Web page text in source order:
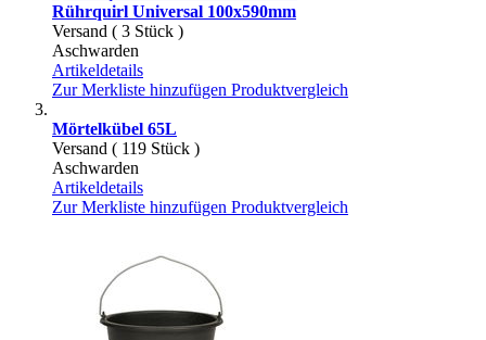
Rührquirl Universal 100x590mm
Versand ( 3 Stück )
Aschwarden
Artikeldetails
Zur Merkliste hinzufügen Produktvergleich
Mörtelkübel 65L
Versand ( 119 Stück )
Aschwarden
Artikeldetails
Zur Merkliste hinzufügen Produktvergleich